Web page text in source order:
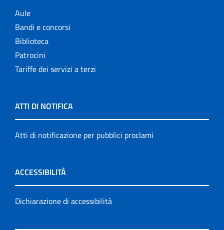
Aule
Bandi e concorsi
Biblioteca
Patrocini
Tariffe dei servizi a terzi
ATTI DI NOTIFICA
Atti di notificazione per pubblici proclami
ACCESSIBILITÀ
Dichiarazione di accessibilità